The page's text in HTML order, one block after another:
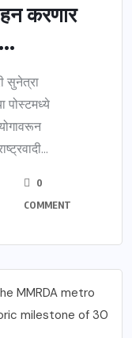
करणार
सुनेत्रा
पोस्टमध्ये
0
COMMENT